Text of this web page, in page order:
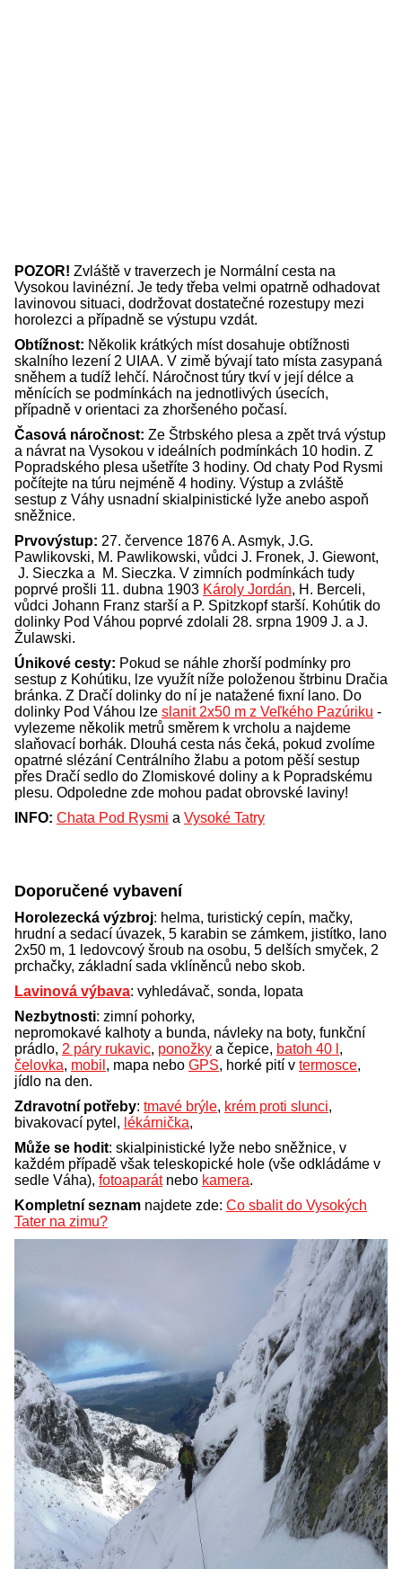
POZOR! Zvláště v traverzech je Normální cesta na
Vysokou lavinézní. Je tedy třeba velmi opatrně odhadovat
lavinovou situaci, dodržovat dostatečné rozestupy mezi
horolezci a případně se výstupu vzdát.
Obtížnost: Několik krátkých míst dosahuje obtížnosti
skalního lezení 2 UIAA. V zimě bývají tato místa zasypaná
sněhem a tudíž lehčí. Náročnost túry tkví v její délce a
měnících se podmínkách na jednotlivých úsecích,
případně v orientaci za zhoršeného počasí.
Časová náročnost: Ze Štrbského plesa a zpět trvá výstup
a návrat na Vysokou v ideálních podmínkách 10 hodin. Z
Popradského plesa ušetříte 3 hodiny. Od chaty Pod Rysmi
počítejte na túru nejméně 4 hodiny. Výstup a zvláště
sestup z Váhy usnadní skialpinistické lyže anebo aspoň
sněžnice.
Prvovýstup: 27. července 1876 A. Asmyk, J.G.
Pawlikovski, M. Pawlikowski, vůdci J. Fronek, J. Giewont,
J. Sieczka a M. Sieczka. V zimních podmínkách tudy
poprvé prošli 11. dubna 1903 Károly Jordán, H. Berceli,
vůdci Johann Franz starší a P. Spitzkopf starší. Kohútik do
dolinky Pod Váhou poprvé zdolali 28. srpna 1909 J. a J.
Žulawski.
Únikové cesty: Pokud se náhle zhorší podmínky pro
sestup z Kohútiku, lze využít níže položenou štrbinu Dračia
bránka. Z Dračí dolinky do ní je natažené fixní lano. Do
dolinky Pod Váhou lze slanit 2x50 m z Veľkého Pazúriku -
vylezeme několik metrů směrem k vrcholu a najdeme
slaňovací borhák. Dlouhá cesta nás čeká, pokud zvolíme
opatrné slézání Centrálního žlabu a potom pěší sestup
přes Dračí sedlo do Zlomiskové doliny a k Popradskému
plesu. Odpoledne zde mohou padat obrovské laviny!
INFO: Chata Pod Rysmi a Vysoké Tatry
Doporučené vybavení
Horolezecká výzbroj: helma, turistický cepín, mačky,
hrudní a sedací úvazek, 5 karabin se zámkem, jistítko, lano
2x50 m, 1 ledovcový šroub na osobu, 5 delších smyček, 2
prchačky, základní sada vklíněnců nebo skob.
Lavinová výbava: vyhledávač, sonda, lopata
Nezbytnosti: zimní pohorky,
nepromokavé kalhoty a bunda, návleky na boty, funkční
prádlo, 2 páry rukavic, ponožky a čepice, batoh 40 l ,
čelovka, mobil , mapa nebo GPS, horké pití v termosce,
jídlo na den.
Zdravotní potřeby: tmavé brýle, krém proti slunci,
bivakovací pytel, lékárnička,
Může se hodit: skialpinistické lyže nebo sněžnice, v
každém případě však teleskopické hole (vše odkládáme v
sedle Váha), fotoaparátnebo kamera.
Kompletní seznam najdete zde: Co sbalit do Vysokých
Tater na zimu?